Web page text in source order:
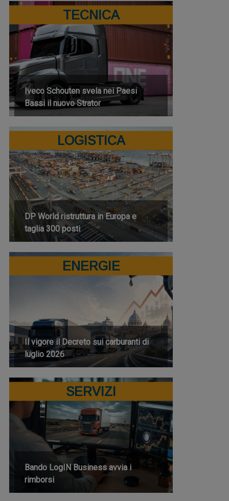
TECNICA
Iveco Schouten svela nei Paesi
Bassi il nuovo Strator
LOGISTICA
DP World ristruttura in Europa e
taglia 300 posti
ENERGIE
Il vigore il Decreto sui carburanti di
luglio 2026
SERVIZI
Bando LogIN Business avvia i
rimborsi